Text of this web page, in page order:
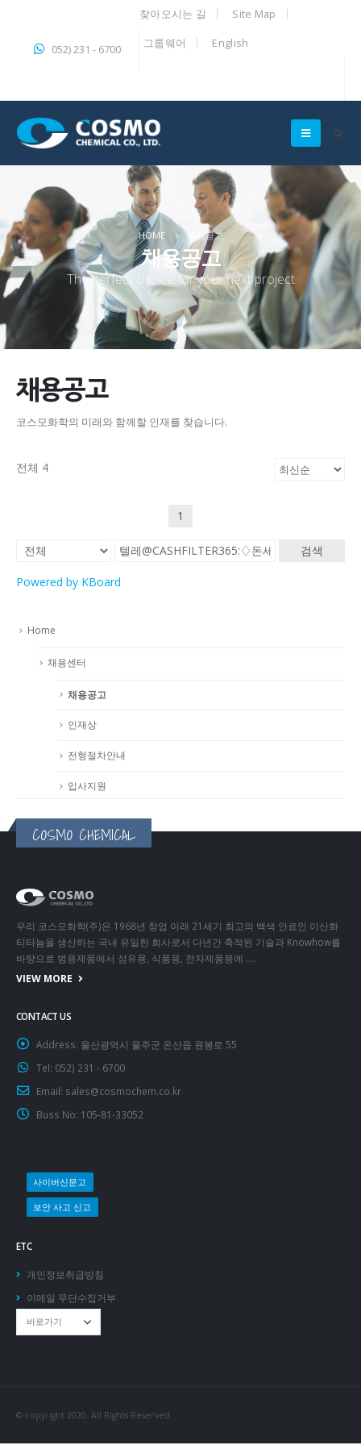
052) 231 - 6700
찾아오시는 길 Site Map
그룹웨어 English
HOME 채용공고
채용공고
The perfect choice for your next project
채용공고
코스모화학의 미래와 함께할 인재를 찾습니다.
전체 4
1
검색
Powered by KBoard
Home
채용센터
채용공고
인재상
전형절차안내
입사지원
COSMO CHEMICAL
우리 코스모화학(주)은 1968년 창업 이래 21세기 최고의 백색 안료인 이산화
티타늄을 생산하는 국내 유일한 회사로서 다년간 축적된 기술과 Knowhow를
바탕으로 범용제품에서 섬유용, 식품용, 전자제품용에 ….
VIEW MORE
CONTACT US
Address: 울산광역시 울주군 온산읍 원봉로 55
Tel: 052) 231 - 6700
Email: sales@cosmochem.co.kr
Buss No: 105-81-33052
사이버신문고
보안 사고 신고
ETC
개인정보취급방침
이메일 무단수집거부
© copyright 2020. All Rights Reserved.